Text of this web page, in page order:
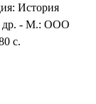
История
др. - М.: ООО
с.